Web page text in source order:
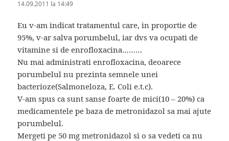
14.09.2011 la 14:49
Eu v-am indicat tratamentul care, in proportie de
95%, v-ar salva porumbelul, iar dvs va ocupati de
vitamine si de enrofloxacina………
Nu mai administrati enrofloxacina, deoarece
porumbelul nu prezinta semnele unei
bacterioze(Salmoneloza, E. Coli e.t.c).
V-am spus ca sunt sanse foarte de mici(10 – 20%) ca
medicamentele pe baza de metronidazol sa mai ajute
porumbelul.
Mergeti pe 50 mg metronidazol si o sa vedeti ca nu